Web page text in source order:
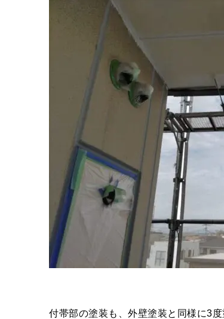
付帯部の塗装も、外壁塗装と同様に3度